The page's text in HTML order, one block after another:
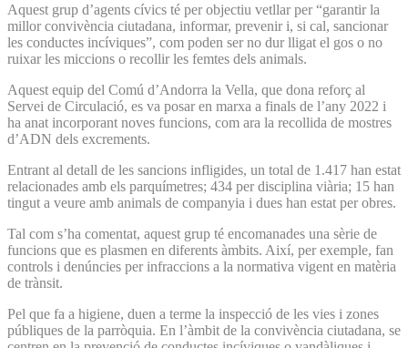
Aquest grup d’agents cívics té per objectiu vetllar per “garantir la
millor convivència ciutadana, informar, prevenir i, si cal, sancionar
les conductes incíviques”, com poden ser no dur lligat el gos o no
ruixar les miccions o recollir les femtes dels animals.
Aquest equip del Comú d’Andorra la Vella, que dona reforç al
Servei de Circulació, es va posar en marxa a finals de l’any 2022 i
ha anat incorporant noves funcions, com ara la recollida de mostres
d’ADN dels excrements.
Entrant al detall de les sancions infligides, un total de 1.417 han estat
relacionades amb els parquímetres; 434 per disciplina viària; 15 han
tingut a veure amb animals de companyia i dues han estat per obres.
Tal com s’ha comentat, aquest grup té encomanades una sèrie de
funcions que es plasmen en diferents àmbits. Així, per exemple, fan
controls i denúncies per infraccions a la normativa vigent en matèria
de trànsit.
Pel que fa a higiene, duen a terme la inspecció de les vies i zones
públiques de la parròquia. En l’àmbit de la convivència ciutadana, se